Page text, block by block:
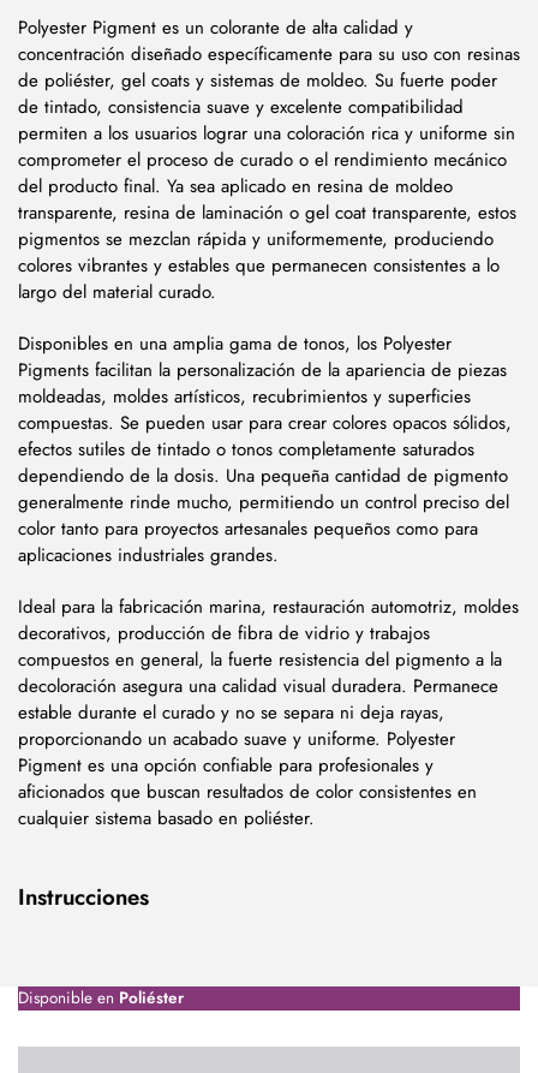
Polyester Pigment es un colorante de alta calidad y
concentración diseñado específicamente para su uso con resinas
de poliéster, gel coats y sistemas de moldeo. Su fuerte poder
de tintado, consistencia suave y excelente compatibilidad
permiten a los usuarios lograr una coloración rica y uniforme sin
comprometer el proceso de curado o el rendimiento mecánico
del producto final. Ya sea aplicado en resina de moldeo
transparente, resina de laminación o gel coat transparente, estos
pigmentos se mezclan rápida y uniformemente, produciendo
colores vibrantes y estables que permanecen consistentes a lo
largo del material curado.
Disponibles en una amplia gama de tonos, los Polyester
Pigments facilitan la personalización de la apariencia de piezas
moldeadas, moldes artísticos, recubrimientos y superficies
compuestas. Se pueden usar para crear colores opacos sólidos,
efectos sutiles de tintado o tonos completamente saturados
dependiendo de la dosis. Una pequeña cantidad de pigmento
generalmente rinde mucho, permitiendo un control preciso del
color tanto para proyectos artesanales pequeños como para
aplicaciones industriales grandes.
Ideal para la fabricación marina, restauración automotriz, moldes
decorativos, producción de fibra de vidrio y trabajos
compuestos en general, la fuerte resistencia del pigmento a la
decoloración asegura una calidad visual duradera. Permanece
estable durante el curado y no se separa ni deja rayas,
proporcionando un acabado suave y uniforme. Polyester
Pigment es una opción confiable para profesionales y
aficionados que buscan resultados de color consistentes en
cualquier sistema basado en poliéster.
Instrucciones
Disponible en Poliéster